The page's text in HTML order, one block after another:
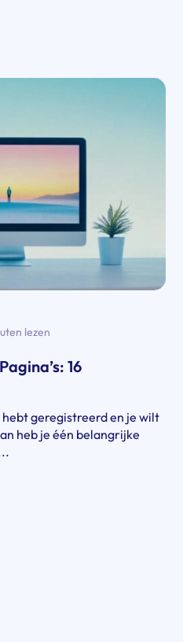
lezen
16
geregistreerd en je wilt
heb je één belangrijke